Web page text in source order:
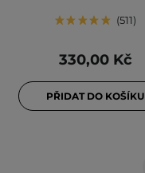
511
330,00 Kč
PŘIDAT DO KOŠÍKU